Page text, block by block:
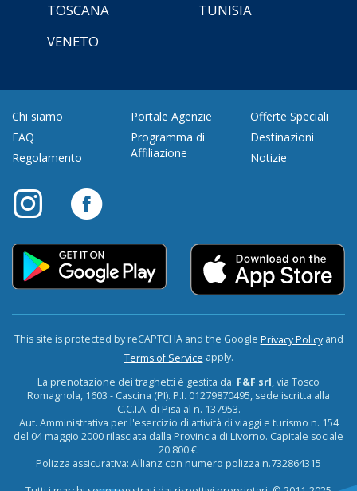
TOSCANA
TUNISIA
VENETO
Chi siamo
FAQ
Regolamento
Portale Agenzie
Programma di
Affiliazione
Offerte Speciali
Destinazioni
Notizie
This site is protected by reCAPTCHA and the Google Privacy Policyand
Terms of Service apply.
La prenotazione dei traghetti è gestita da: F&F srl, via Tosco
Romagnola, 1603 - Cascina (PI). P.I. 01279870495, sede iscritta alla
C.C.I.A. di Pisa al n. 137953.
Aut. Amministrativa per l'esercizio di attività di viaggi e turismo n. 154
del 04 maggio 2000 rilasciata dalla Provincia di Livorno. Capitale sociale
20.800 €.
Polizza assicurativa: Allianz con numero polizza n.732864315